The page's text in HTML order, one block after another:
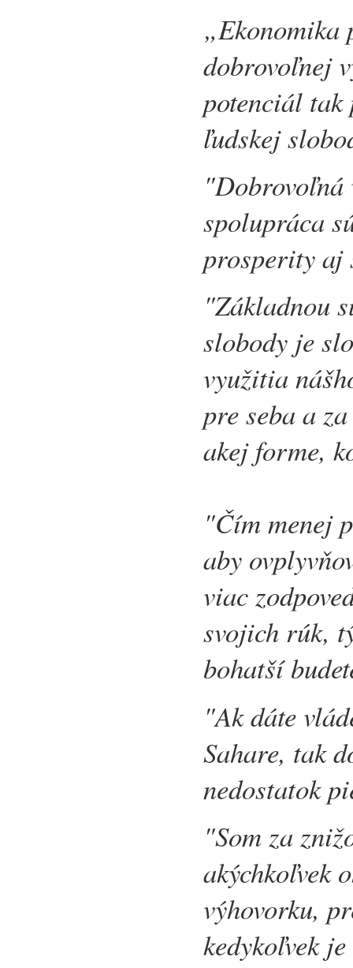
„Ekonomika
dobrovoľnej
potenciál
ľudskej
"Dobrovoľná
spolupráca
prosperity aj
"Základnou
slobody je
využitia
pre seba a
akej forme,
"Čím menej
aby
viac
svojich rúk,
bohatší
"Ak dáte
Sahare, tak
nedostatok
"Som za
akýchkoľvek
výhovorku,
kedykoľvek